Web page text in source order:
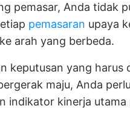
pemasar, Anda tidak
pemasaran upaya
arah yang berbeda.
keputusan yang
maju, Anda
indikator kinerja utama